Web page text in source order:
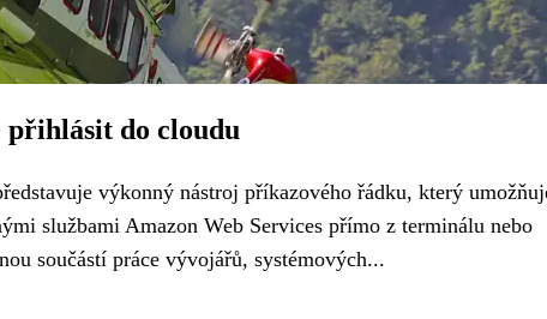
přihlásit do cloudu
výkonný nástroj příkazového řádku, který
službami Amazon Web Services přímo z terminálu nebo
součástí práce vývojářů, systémových...